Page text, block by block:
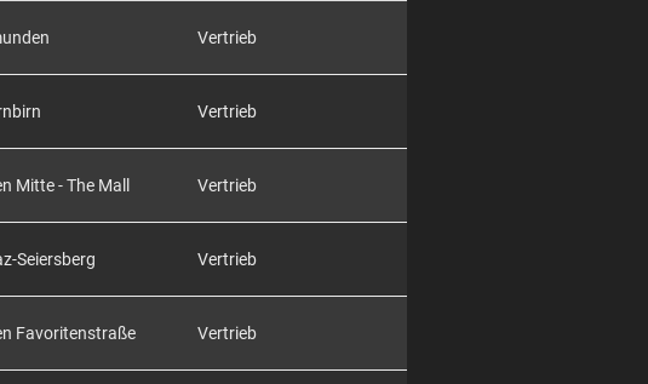
Vertrieb
Vertrieb
Mitte - The Mall Vertrieb
Seiersberg Vertrieb
Favoritenstraße Vertrieb